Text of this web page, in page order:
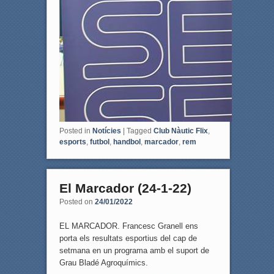
Posted in Notícies | Tagged Club Nàutic Flix,
esports futbol, handbol, marcador, rem
El Marcador (24-1-22)
Posted on 24/01/2022
EL MARCADOR. Francesc Granell ens
porta els resultats esportius del cap de
setmana en un programa amb el suport de
Grau Bladé Agroquímics.